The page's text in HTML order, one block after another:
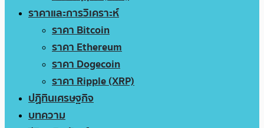
ราคาและการวิเคราะห์
ราคา Bitcoin
ราคา Ethereum
ราคา Dogecoin
ราคา Ripple (XRP)
ปฏิทินเศรษฐกิจ
บทความ